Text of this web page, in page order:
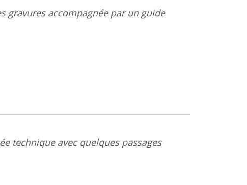
gravures accompagnée par un guide
technique avec quelques passages